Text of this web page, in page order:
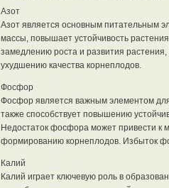
Азот
Азот является основным питательным
массы, повышает устойчивость
замедлению роста и развития
ухудшению качества корнеплодов.
Фосфор
Фосфор является важным элементом
также способствует повышению
Недостаток фосфора может привести к
формированию корнеплодов. Избыток
Калий
Калий играет ключевую роль в